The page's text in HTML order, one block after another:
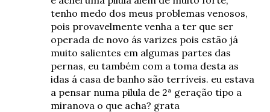
tenho medo dos meus problemas venosos,
pois provavelmente venha a ter que ser
operada de novo ás varizes pois estão já
muito salientes em algumas partes das
pernas, eu também com a toma desta as
idas á casa de banho são terríveis. eu estava
a pensar numa pilula de 2ª geração tipo a
miranova o que acha? grata